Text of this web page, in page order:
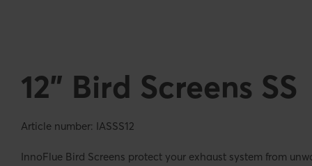
12" Bird Screens SS
Article number: IASSS12
InnoFlue Bird Screens protect your exhaust system from